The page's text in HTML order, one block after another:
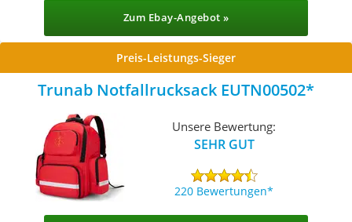
Zum Ebay-Angebot »
Preis-Leistungs-Sieger
Trunab Notfallrucksack EUTN00502
Unsere Bewertung:
SEHR GUT
220 Bewertungen